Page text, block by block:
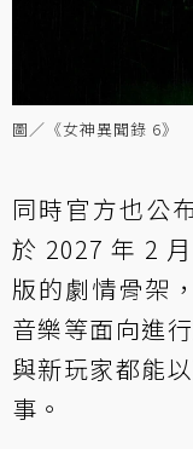
圖／《女神異聞錄 6》
同時官方也公
於 2027 年 2
版的劇情骨架
音樂等面向進
與新玩家都能
事。